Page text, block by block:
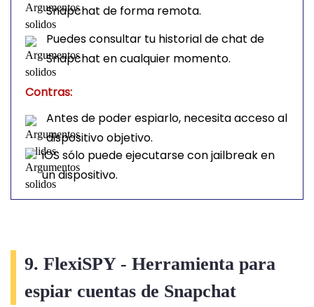
Snapchat de forma remota.
Puedes consultar tu historial de chat de
Snapchat en cualquier momento.
Contras:
Antes de poder espiarlo, necesita acceso al
dispositivo objetivo.
iOS sólo puede ejecutarse con jailbreak en
un dispositivo.
9. FlexiSPY - Herramienta para
espiar cuentas de Snapchat